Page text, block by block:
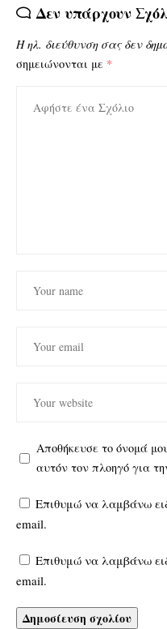
Δεν υπάρχουν
Η ηλ. διεύθυνση σας δεν
σημειώνονται με *
Αποθήκευσε το όνομά
αυτόν τον πλοηγό για
Επιθυμώ να λαμβάνω
email.
Επιθυμώ να λαμβάνω
email.